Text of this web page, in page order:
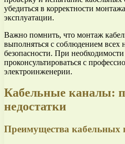
убедиться в корректности
эксплуатации.
Важно помнить, что монтаж
выполняться с соблюдением всех
безопасности. При необходимости
проконсультироваться с
электроинженерии.
Кабельные каналы:
недостатки
Преимущества кабельных